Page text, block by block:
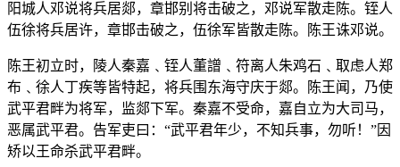
阳城人邓说将兵居郯，章邯别将击破之，邓说军散走陈。铚人
伍徐将兵居许，章邯击破之，伍徐军皆散走陈。陈王诛邓说。
陈王初立时，陵人秦嘉﹑铚人董譄﹑符离人朱鸡石﹑取虑人郑
布﹑徐人丁疾等皆特起，将兵围东海守庆于郯。陈王闻，乃使
武平君畔为将军，监郯下军。秦嘉不受命，嘉自立为大司马，
恶属武平君。告军吏曰：“武平君年少，不知兵事，勿听！”因
矫以王命杀武平君畔。